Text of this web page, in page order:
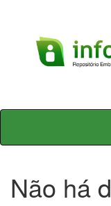
Skip
Não há